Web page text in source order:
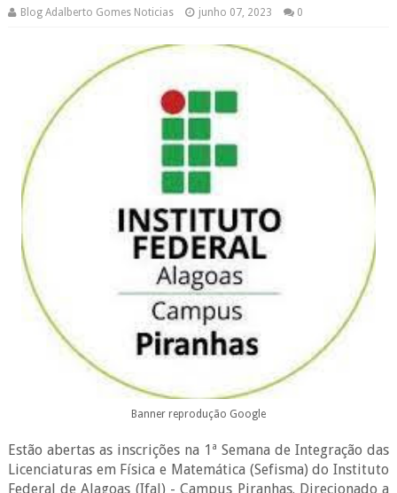
Blog Adalberto Gomes Noticias junho 07, 2023 0
Banner reprodução Google
Estão abertas as inscrições na 1ª Semana de Integração das
Licenciaturas em Física e Matemática (Sefisma) do Instituto
Federal de Alagoas (Ifal) - Campus Piranhas. Direcionado a